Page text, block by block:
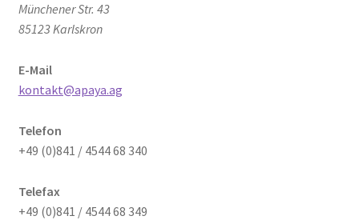
Impressum
Münchener Str. 43
85123 Karlskron
E-Mail
kontakt@apaya.ag
Telefon
+49 (0)841 / 4544 68 340
Telefax
+49 (0)841 / 4544 68 349